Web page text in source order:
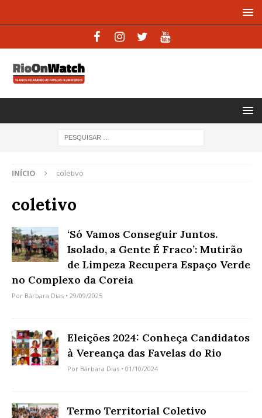
INÍCIO coletivo
coletivo
‘Só Vamos Conseguir Juntos.
Isolado, a Gente É Fraco’: Mutirão
de Limpeza Recupera Espaço Verde
no Complexo da Coreia
Por Bárbara Dias • 29/09/2025
Eleições 2024: Conheça Candidatos
à Vereança das Favelas do Rio
Por Bárbara Dias • 01/10/2024
Termo Territorial Coletivo